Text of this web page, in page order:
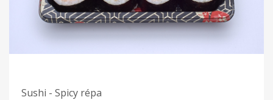
Sushi - Spicy répa